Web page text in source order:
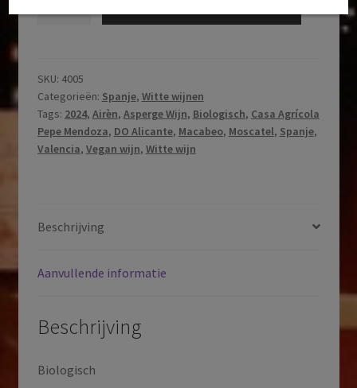
Agrícola
Paisaje
Mediterraneo
Blanco
|
DO
|
|
SKU: 4005
Categorieën: Spanje, Witte wijnen
Tags: 2024, Airèn, Asperge Wijn, Biologisch, Casa Agrícola
Pepe Mendoza, DO Alicante, Macabeo, Moscatel, Spanje,
Valencia, Vegan wijn, Witte wijn
Beschrijving
Aanvullende informatie
Beschrijving
Biologisch